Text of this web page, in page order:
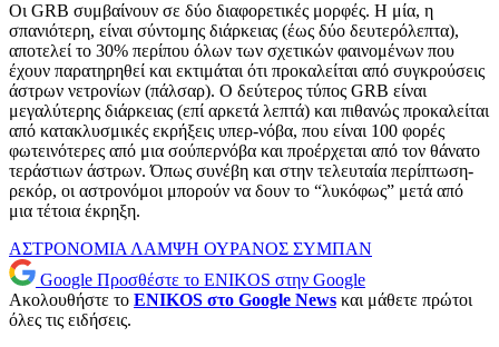
Οι GRB συμβαίνουν σε δύο διαφορετικές μορφές. Η μία, η
σπανιότερη, είναι σύντομης διάρκειας (έως δύο δευτερόλεπτα),
αποτελεί το 30% περίπου όλων των σχετικών φαινομένων που
έχουν παρατηρηθεί και εκτιμάται ότι προκαλείται από συγκρούσεις
άστρων νετρονίων (πάλσαρ). Ο δεύτερος τύπος GRB είναι
μεγαλύτερης διάρκειας (επί αρκετά λεπτά) και πιθανώς προκαλείται
από κατακλυσμικές εκρήξεις υπερ-νόβα, που είναι 100 φορές
φωτεινότερες από μια σούπερνόβα και προέρχεται από τον θάνατο
τεράστιων άστρων. Όπως συνέβη και στην τελευταία περίπτωση-
ρεκόρ, οι αστρονόμοι μπορούν να δουν το “λυκόφως” μετά από
μια τέτοια έκρηξη.
ΑΣΤΡΟΝΟΜΙΑ ΛΑΜΨΗ ΟΥΡΑΝΟΣ ΣΥΜΠΑΝ
Google Προσθέστε το ENIKOS στην Google
Ακολουθήστε το ENIKOS στο Google News και μάθετε πρώτοι
όλες τις ειδήσεις.